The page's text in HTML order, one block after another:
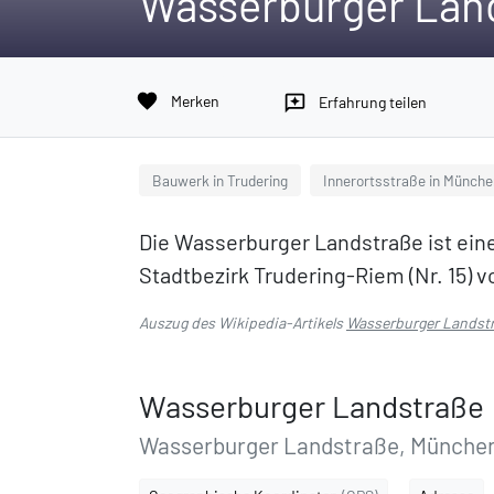
favorite Merken reviews Erfahrung teilen
Bauwerk in Trudering Innerortsstraße in
Die Wasserburger Landstraße ist
Stadtbezirk Trudering-Riem (Nr. 15)
Auszug des Wikipedia-Artikels Wasserburger
Wasserburger Landstraße
Wasserburger Landstraße,